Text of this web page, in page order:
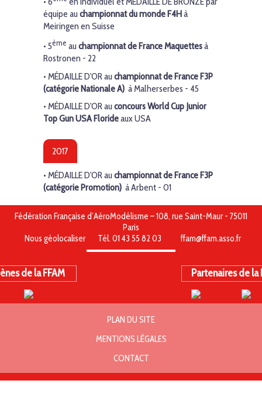
équipe au championnat du monde F4Hà
Meiringen en Suisse
• 5ème au championnat de France Maquettesà
Rostronen - 22
• MÉDAILLE D'ORau championnat de France F3P
(catégorie Nationale A) à Malherserbes - 45
• MÉDAILLE D'ORau concours World Cup Junior
Top Gun USA Florideaux USA
2017
• MÉDAILLE D'OR au championnat de France F3P
(catégorie Promotion) à Arbent - 01
Fédération Française d’AéroModélisme – 108, rue Saint-Maur - 75011
Paris
Nous géolocaliser
Tél. 01 43 55 82 03 ffam@ffam.asso.fr
de la FFAM Partenaires de la
PLAN DU SITE
MENTIONS LÉGALES
CONTACT